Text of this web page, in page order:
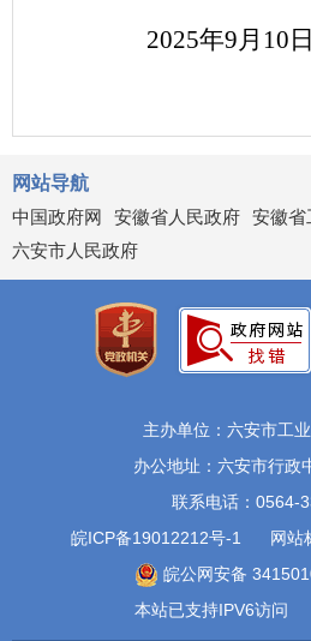
2025年9月 10
网站导航
中国政府网
安徽省人民政府 安徽省
六安市人民政府
主办单位：六安市工
办公地址：六安市行政
联系电话：0564-
皖ICP备19012212号-1
网站
皖公网安备
本站已支持IPV6访问